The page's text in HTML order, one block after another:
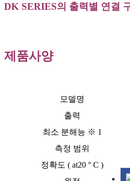
DK SERIES의 출력별 연결
제품사양
모델명
출력
최소 분해능 ※ 1
측정 범위
정확도 ( at20 ° C )